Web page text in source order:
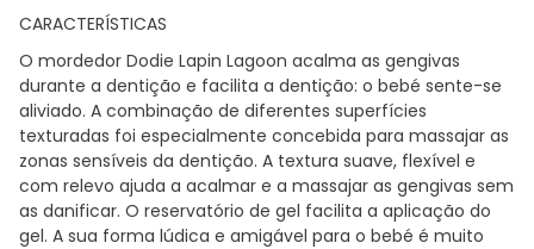
CARACTERÍSTICAS
O mordedor Dodie Lapin Lagoon acalma as gengivas
durante a dentição e facilita a dentição: o bebé sente-se
aliviado. A combinação de diferentes superfícies
texturadas foi especialmente concebida para massajar as
zonas sensíveis da dentição. A textura suave, flexível e
com relevo ajuda a acalmar e a massajar as gengivas sem
as danificar. O reservatório de gel facilita a aplicação do
gel. A sua forma lúdica e amigável para o bebé é muito